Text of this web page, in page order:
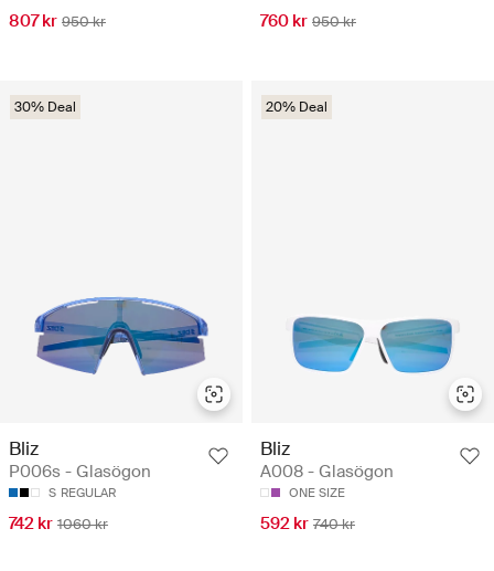
807 kr 950 kr 760 kr 950 kr
30% Deal
Bliz
P006s - Glasögon
S REGULAR
742 kr 1060 kr
20% Deal
Bliz
A008 - Glasögon
ONE SIZE
592 kr 740 kr